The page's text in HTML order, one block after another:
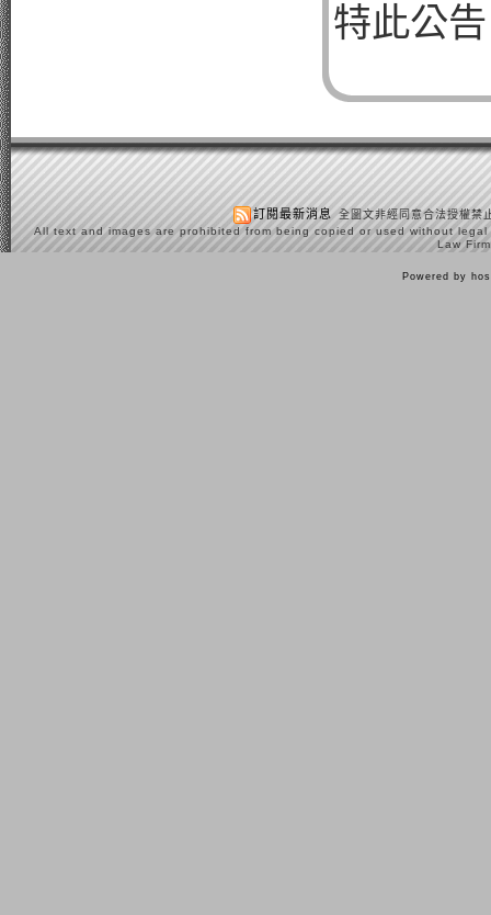
特此公
訂閱最新消息 全圖文非經同意合法授權禁
All text and images are prohibited from being copied or used without
Law
Powered by